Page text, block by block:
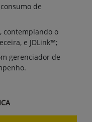
de
contemplando o
e JDLink™;
gerenciador de